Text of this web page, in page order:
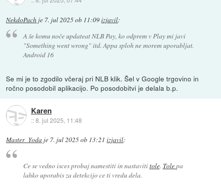
NekdoPach je 7. jul 2025 ob 11:09izjavil:
A še komu noče updateat NLB Pay, ko odprem v Play mi javi
"Something went wrong" itd. Appa sploh ne morem uporabljat.
Android 16
Se mi je to zgodilo včeraj pri NLB klik. Šel v Google trgovino in
ročno posodobil aplikacijo. Po posodobitvi je delala b.p.
Karen
::8. jul 2025, 11:48
Master_Yoda je 7. jul 2025 ob 13:21 izjavil:
Ce se vedno isces probaj namestiti in nastavititole. Tolepa
lahko uporabis za detekcijo ce ti vredu dela.